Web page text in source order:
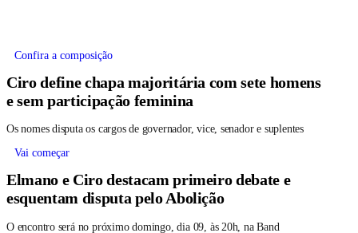
Confira a composição
Ciro define chapa majoritária com sete homens
e sem participação feminina
Os nomes disputa os cargos de governador, vice, senador e suplentes
Vai começar
Elmano e Ciro destacam primeiro debate e
esquentam disputa pelo Abolição
O encontro será no próximo domingo, dia 09, às 20h, na Band